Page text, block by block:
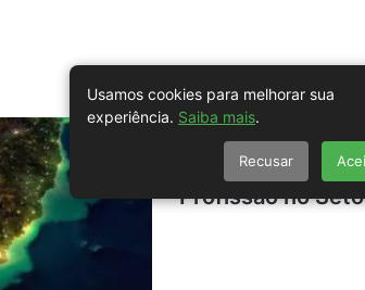
BRASIL – Novo
Ajudantes de
Profissão no
Usamos cookies para melhorar sua
experiência. Saiba mais.
Recusar